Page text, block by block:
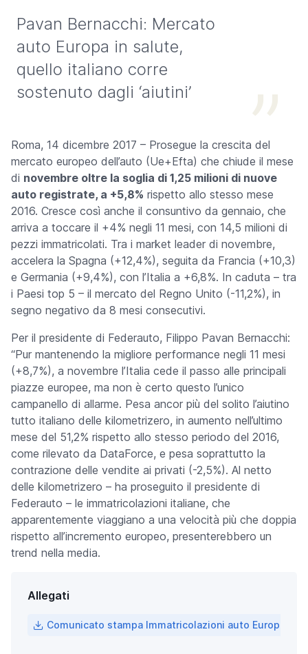
Pavan Bernacchi: Mercato
auto Europa in salute,
quello italiano corre
sostenuto dagli ‘aiutini’
Roma, 14 dicembre 2017 – Prosegue la crescita del
mercato europeo dell’auto (Ue+Efta) che chiude il mese
di novembre oltre la soglia di 1,25 milioni di nuove
auto registrate, a +5,8% rispetto allo stesso mese
2016. Cresce così anche il consuntivo da gennaio, che
arriva a toccare il +4% negli 11 mesi, con 14,5 milioni di
pezzi immatricolati. Tra i market leader di novembre,
accelera la Spagna (+12,4%), seguita da Francia (+10,3)
e Germania (+9,4%), con l’Italia a +6,8%. In caduta – tra
i Paesi top 5 – il mercato del Regno Unito (-11,2%), in
segno negativo da 8 mesi consecutivi.
Per il presidente di Federauto, Filippo Pavan Bernacchi:
“Pur mantenendo la migliore performance negli 11 mesi
(+8,7%), a novembre l’Italia cede il passo alle principali
piazze europee, ma non è certo questo l’unico
campanello di allarme. Pesa ancor più del solito l’aiutino
tutto italiano delle kilometrizero, in aumento nell’ultimo
mese del 51,2% rispetto allo stesso periodo del 2016,
come rilevato da DataForce, e pesa soprattutto la
contrazione delle vendite ai privati (-2,5%). Al netto
delle kilometrizero – ha proseguito il presidente di
Federauto – le immatricolazioni italiane, che
apparentemente viaggiano a una velocità più che doppia
rispetto all’incremento europeo, presenterebbero un
trend nella media.
Allegati
Comunicato stampa Immatricolazioni auto Europa a